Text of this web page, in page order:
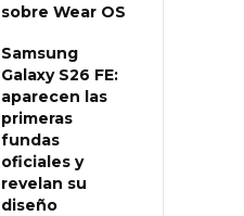
sobre Wear OS
Samsung
Galaxy S26 FE:
aparecen las
primeras
fundas
oficiales y
revelan su
diseño